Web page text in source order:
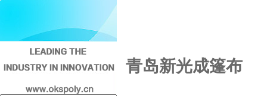
青岛新光成篷布